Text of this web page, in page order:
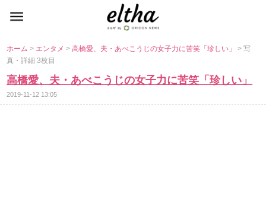
ホーム> エンタメ>高橋愛、夫・あべこうじの女子力に苦笑「珍しい」> 写
真・詳細 3枚目
高橋愛、夫・あべこうじの女子力に苦笑「珍しい」
2019-11-12 13:05